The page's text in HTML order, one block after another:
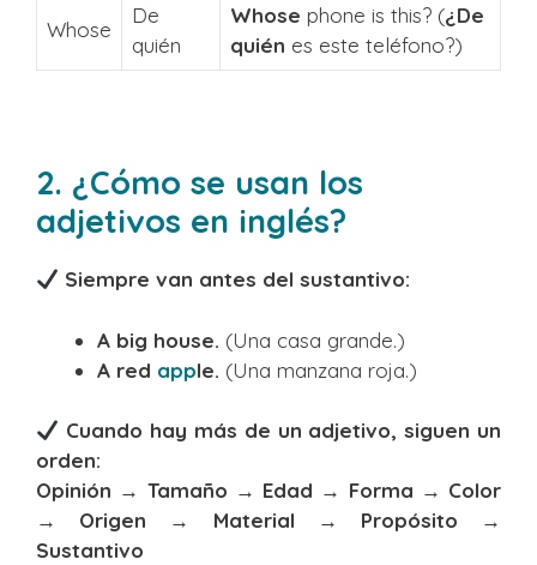
Whose
De
quién
Whose phone is this? (¿De
quién es este teléfono?)
2. ¿Cómo se usan los
adjetivos en inglés?
Siempre van antes del sustantivo:
A big house. (Una casa grande.)
A red apple. (Una manzana roja.)
Cuando hay más de un adjetivo, siguen un
orden:
Opinión → Tamaño → Edad → Forma → Color
→ Origen → Material → Propósito →
Sustantivo